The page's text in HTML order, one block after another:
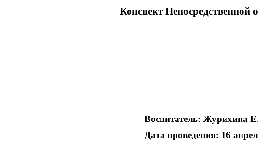
Конспект Непосредственной
Воспитатель: Журихина
Дата проведения: 16 апреля